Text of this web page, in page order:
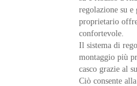
regolazione su
proprietario
confortevole.
Il sistema di
montaggio più
casco grazie al
Ciò consente